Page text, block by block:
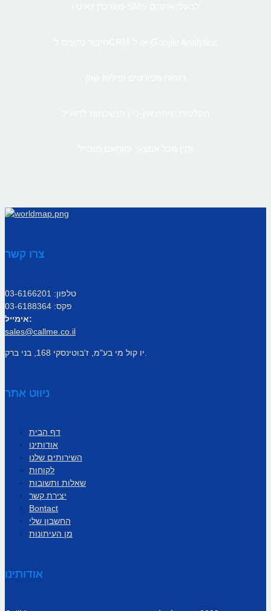
צרו קשר
טלפון: 03-6166201
פקס: 03-6188364
אימייל:
sales@callme.co.il
ניווט אתר
דף הבית
אודותינו
השירותים שלנו
לקוחות
שאלות ותשובות
יצירת קשר
Bontact
החשבון שלי
מן העיתונות
אודותינו